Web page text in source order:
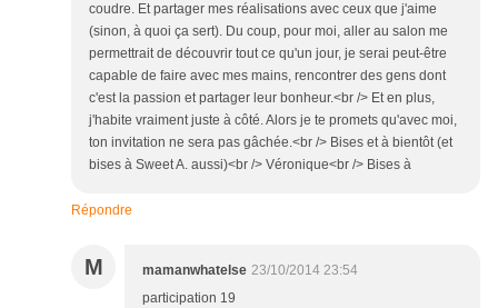
coudre. Et partager mes réalisations avec ceux que j'aime
(sinon, à quoi ça sert). Du coup, pour moi, aller au salon me
permettrait de découvrir tout ce qu'un jour, je serai peut-être
capable de faire avec mes mains, rencontrer des gens dont
c'est la passion et partager leur bonheur.<br /> Et en plus,
j'habite vraiment juste à côté. Alors je te promets qu'avec moi,
ton invitation ne sera pas gâchée.<br /> Bises et à bientôt (et
bises à Sweet A. aussi)<br /> Véronique<br /> Bises à
Répondre
M mamanwhatelse 23/10/2014 23:54
participation 19